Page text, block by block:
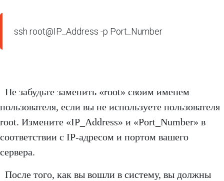
ssh root@IP_Address -p Port_Number
Не забудьте заменить «root» своим именем
пользователя, если вы не используете пользователя
root. Измените «IP_Address» и «Port_Number» в
соответствии с IP-адресом и портом вашего
сервера.
После того, как вы вошли в систему, вы должны